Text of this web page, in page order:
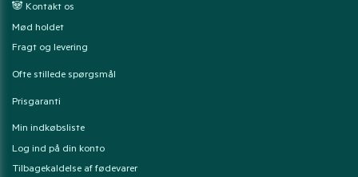
🐼 Kontakt os
Mød holdet
Fragt og levering
Ofte stillede spørgsmål
Prisgaranti
Min indkøbsliste
Log ind på din konto
Tilbagekaldelse af fødevarer